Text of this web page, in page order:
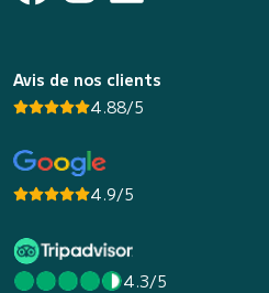
Avis de nos clients
4.88/5
4.9/5
4.3/5